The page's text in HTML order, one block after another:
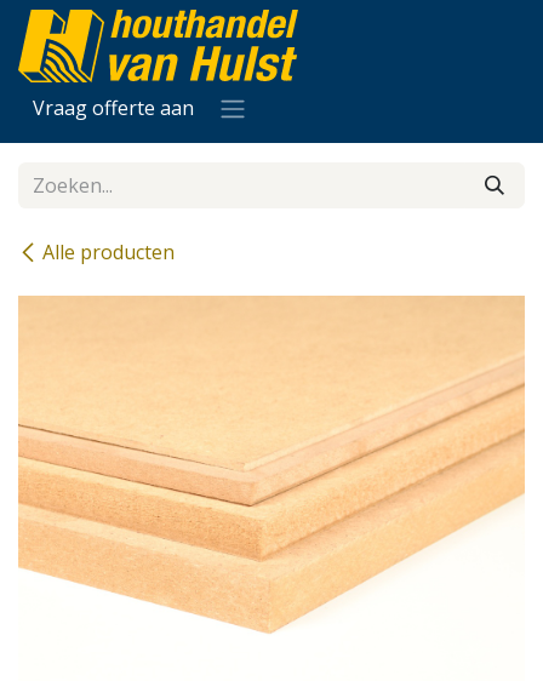
Overslaan naar inhoud
Vraag offerte aan
Alle producten